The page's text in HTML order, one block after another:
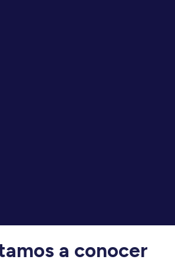
a conocer